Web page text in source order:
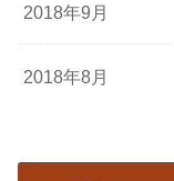
2018年9月
2018年8月